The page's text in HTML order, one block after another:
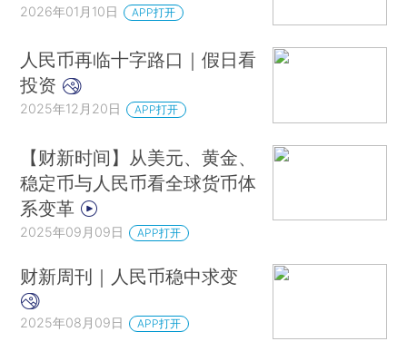
2026年01月10日 APP打开
人民币再临十字路口｜假日看
投资
2025年12月20日 APP打开
【财新时间】从美元、黄金、
稳定币与人民币看全球货币体
系变革
2025年09月09日 APP打开
财新周刊｜人民币稳中求变
2025年08月09日 APP打开